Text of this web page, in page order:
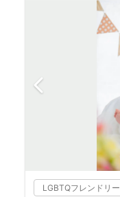
LGBTQフレンドリー